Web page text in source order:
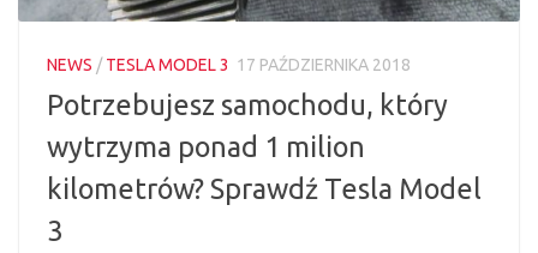
NEWS /TESLA MODEL 3 17 PAŹDZIERNIKA 2018
Potrzebujesz samochodu, który
wytrzyma ponad 1 milion
kilometrów? Sprawdź Tesla Model
3